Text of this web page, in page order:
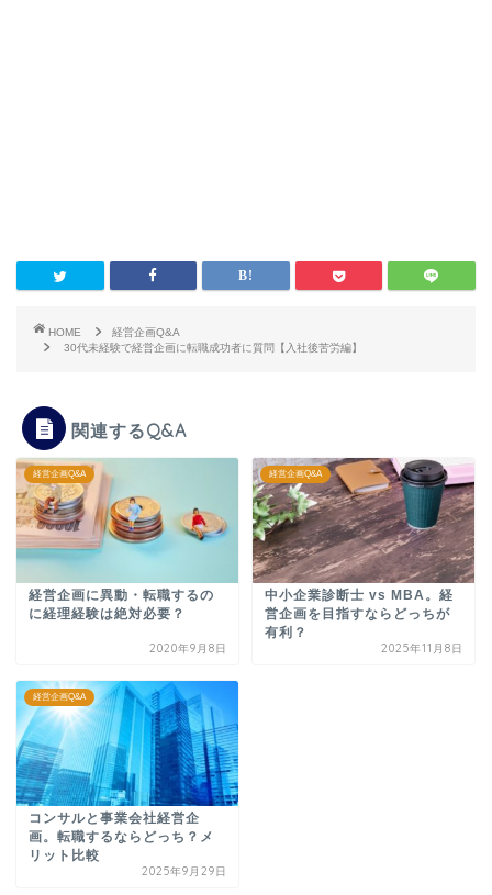
HOME
経営企画Q&A
30代未経験で経営企画に転職成功者に質問【入社後苦労編】
関連するQ&A
経営企画Q&A
経営企画に異動・転職するの
に経理経験は絶対必要？
2020年9月8日
経営企画Q&A
中小企業診断士 vs MBA。経
営企画を目指すならどっちが
有利？
2025年11月8日
経営企画Q&A
コンサルと事業会社経営企
画。転職するならどっち？メ
リット比較
2025年9月29日